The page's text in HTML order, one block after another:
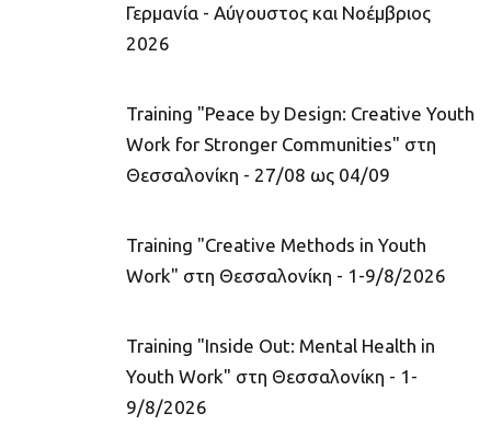
Γερμανία - Αύγουστος και Νοέμβριος
2026
Training "Peace by Design: Creative Youth
Work for Stronger Communities" στη
Θεσσαλονίκη - 27/08 ως 04/09
Training "Creative Methods in Youth
Work" στη Θεσσαλονίκη - 1-9/8/2026
Training "Inside Out: Mental Health in
Youth Work" στη Θεσσαλονίκη - 1-
9/8/2026